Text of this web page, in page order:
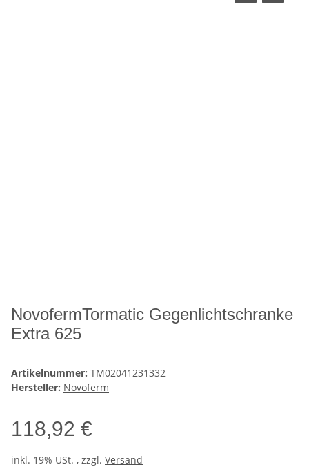
NovofermTormatic Gegenlichtschranke
Extra 625
Artikelnummer: TM02041231332
Hersteller: Novoferm
118,92 €
inkl. 19% USt. , zzgl. Versand